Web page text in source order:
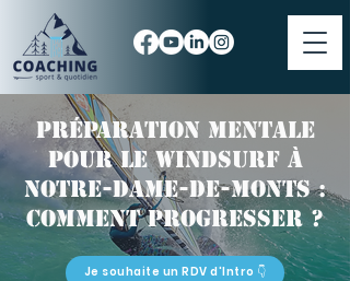
Préparation mentale
pour le windsurf à
Notre-Dame-de-Monts :
comment progresser ?
Je souhaite un RDV d'Intro 👇